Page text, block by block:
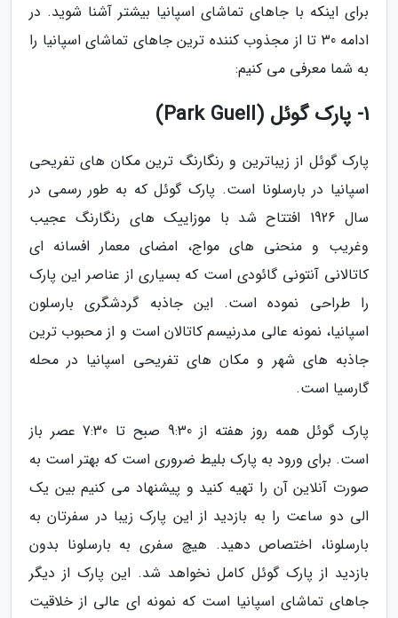
برای اینکه با جاهای تماشای اسپانیا بیشتر آشنا شوید. در
ادامه 30 تا از مجذوب کننده ترین جاهای تماشای اسپانیا را
به شما معرفی می کنیم:
1- پارک گوئل (Park Guell)
پارک گوئل از زیباترین و رنگارنگ ترین مکان های تفریحی
اسپانیا در بارسلونا است. پارک گوئل که به طور رسمی در
سال 1926 افتتاح شد با موزاییک های رنگارنگ عجیب
وغریب و منحنی های مواج، امضای معمار افسانه ای
کاتالانی آنتونی گائودی است که بسیاری از عناصر این پارک
را طراحی نموده است. این جاذبه گردشگری بارسلون
اسپانیا، نمونه عالی مدرنیسم کاتالان است و از محبوب ترین
جاذبه های شهر و مکان های تفریحی اسپانیا در محله
گارسیا است.
پارک گوئل همه روز هفته از 9:30 صبح تا 7:30 عصر باز
است. برای ورود به پارک بلیط ضروری است که بهتر است به
صورت آنلاین آن را تهیه کنید و پیشنهاد می کنیم بین یک
الی دو ساعت را به بازدید از این پارک زیبا در سفرتان به
بارسلونا، اختصاص دهید. هیچ سفری به بارسلونا بدون
بازدید از پارک گوئل کامل نخواهد شد. این پارک از دیگر
جاهای تماشای اسپانیا است که نمونه ای عالی از خلاقیت